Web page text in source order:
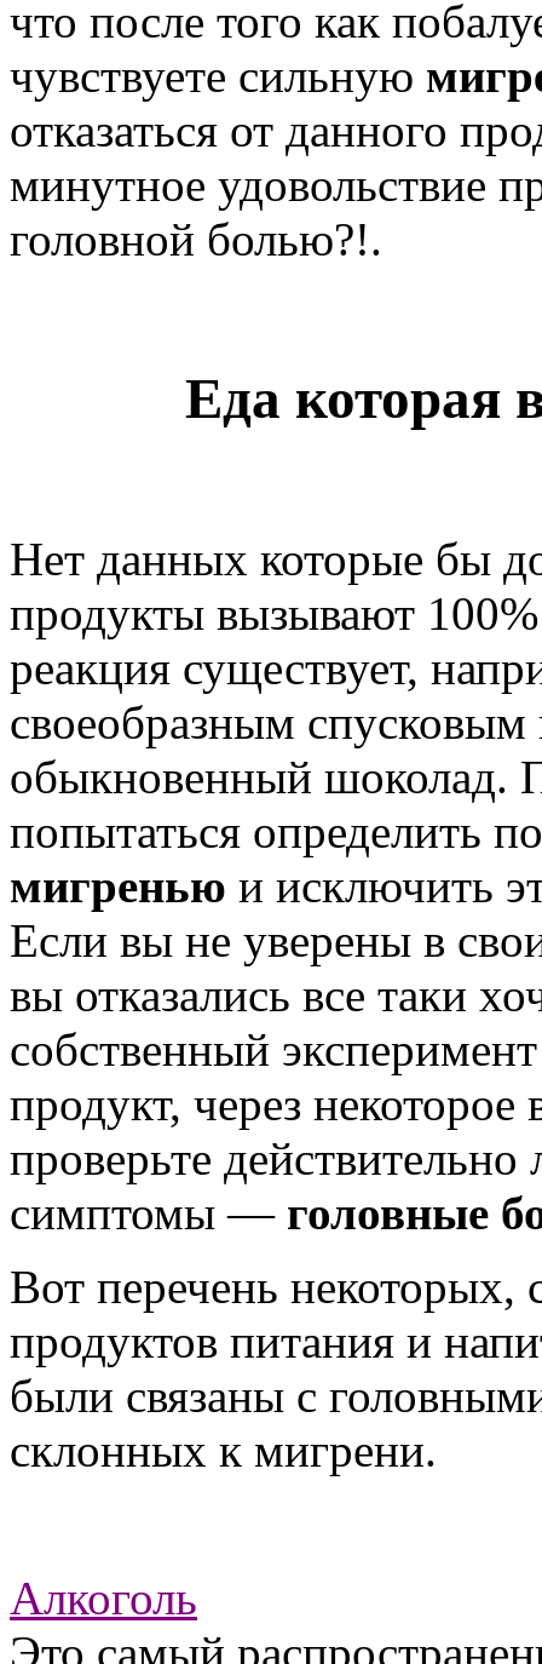
что после того как
чувствуете сильную
отказаться от данного
минутное удовольствие
головной болью?!.
Еда которая
Нет данных которые бы
продукты вызывают
реакция существует,
своеобразным
обыкновенный шоколад.
попытаться определить
мигренью и исключить
Если вы не уверены в
вы отказались все таки
собственный
продукт, через
проверьте
симптомы — головные
Вот перечень
продуктов питания и
были связаны с
склонных к мигрени.
Алкоголь
Это самый